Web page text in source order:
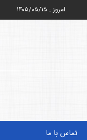
امروز : ۱۴۰۵/۰۵/۱۵
تماس با ما